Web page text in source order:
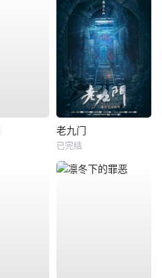
老九门
已完结